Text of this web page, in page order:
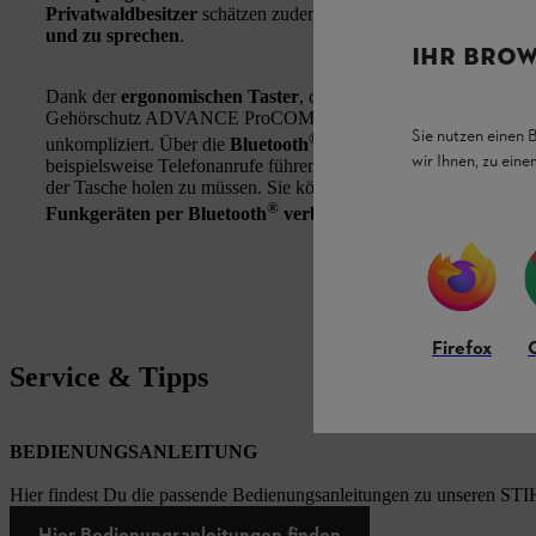
Privatwaldbesitzer schätzen zudem die
und zu sprechen.
Dank der ergonomischen Taster, die sich haptisch
Gehörschutz ADVANCE ProCOM ganz einfach bedienen.
unkompliziert. Über die Bluetooth® -Verbindung zu Ihrem
beispielsweise Telefonanrufe führen, Musik hören oder den
der Tasche holen zu müssen. Sie können den STIHL
Funkgeräten per Bluetooth® verbinden
Service & Tipps
BEDIENUNGSANLEITUNG
Hier findest Du die passende Bedienungsanleitungen zu unseren
IHR
Sie nutzen einen
wir Ihnen, zu
Firefox